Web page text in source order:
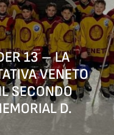
13 – LA
VENETO
SECONDO
D.